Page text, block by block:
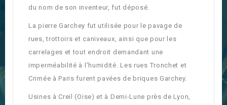
du nom de son inventeur, fut déposé.
La pierre Garchey fut utilisée pour le pavage de
rues, trottoirs et caniveaux, ainsi que pour les
carrelages et tout endroit demandant une
imperméabilité à l'humidité. Les rues Tronchet et
Crimée à Paris furent pavées de briques Garchey.
Usines à Creil (Oise) et à Demi-Lune près de Lyon,